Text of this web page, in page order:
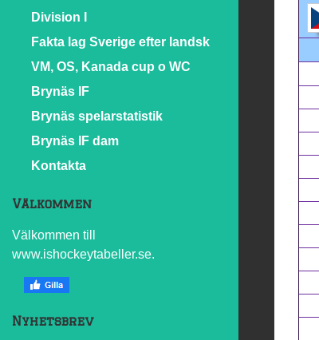
Division I
Fakta lag Sverige efter landsk
VM, OS, Kanada cup o WC
Brynäs IF
Brynäs spelarstatistik
Brynäs IF dam
Kontakta
Välkommen
Välkommen till
www.ishockeytabeller.se.
Nyhetsbrev